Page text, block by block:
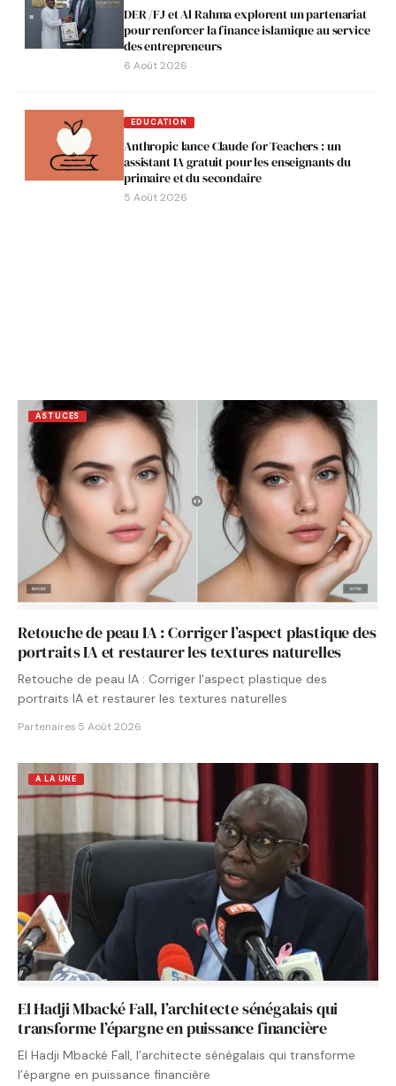
DER /FJ et Al Rahma explorent un partenariat
pour renforcer la finance islamique au service
des entrepreneurs
6 Août 2026
EDUCATION
Anthropic lance Claude for Teachers : un
assistant IA gratuit pour les enseignants du
primaire et du secondaire
5 Août 2026
ASTUCES
Retouche de peau IA : Corriger l’aspect plastique des
portraits IA et restaurer les textures naturelles
Retouche de peau IA : Corriger l'aspect plastique des
portraits IA et restaurer les textures naturelles
Partenaires·5 Août 2026
A LA UNE
El Hadji Mbacké Fall, l’architecte sénégalais qui
transforme l’épargne en puissance financière
El Hadji Mbacké Fall, l’architecte sénégalais qui transforme
l’épargne en puissance financière